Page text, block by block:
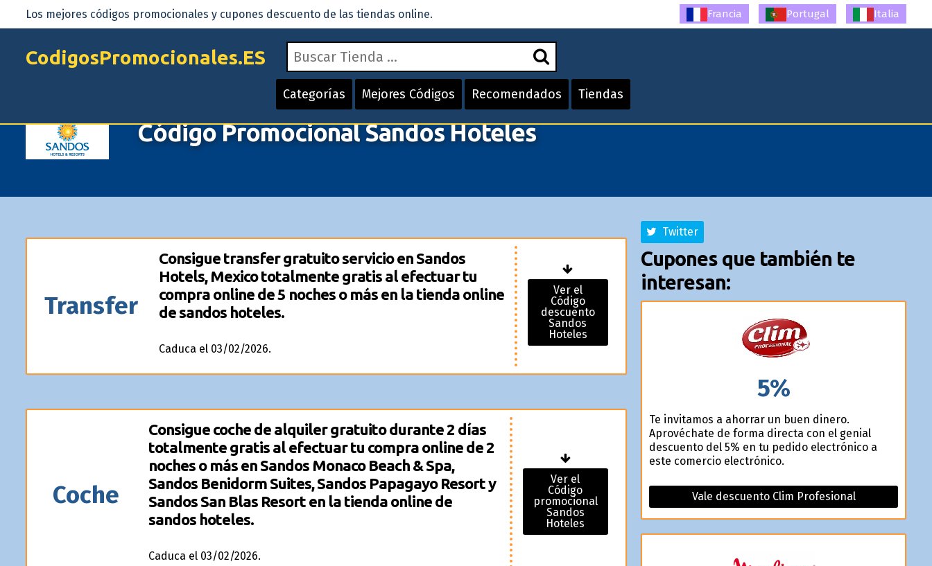
CodigosPromocionales.ES
Categorías Mejores Códigos Recomendados Tiendas
Los mejores códigos promocionales y cupones descuento de las tiendas online. Francia Portugal Italia
Código Promocional Sandos Hoteles
Transfer
Consigue transfer gratuito servicio en Sandos
Hotels, Mexico totalmente gratis al efectuar tu
compra online de 5 noches o más en la tienda online
de sandos hoteles.
Caduca el 03/02/2026.
Ver el
Código
descuento
Sandos
Hoteles
Coche
Consigue coche de alquiler gratuito durante 2 días
totalmente gratis al efectuar tu compra online de 2
noches o más en Sandos Monaco Beach & Spa,
Sandos Benidorm Suites, Sandos Papagayo Resort y
Sandos San Blas Resort en la tienda online de
sandos hoteles.
Caduca el 03/02/2026.
Ver el
Código
promocional
Sandos
Hoteles
Twitter
Cupones que también te
interesan:
5%
Te invitamos a ahorrar un buen dinero.
Aprovéchate de forma directa con el genial
descuento del 5% en tu pedido electrónico a
este comercio electrónico.
Vale descuento Clim Profesional